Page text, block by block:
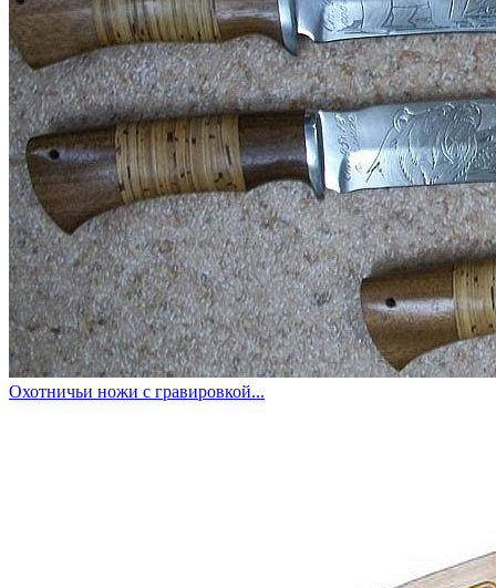
Охотничьи ножи с гравировкой...